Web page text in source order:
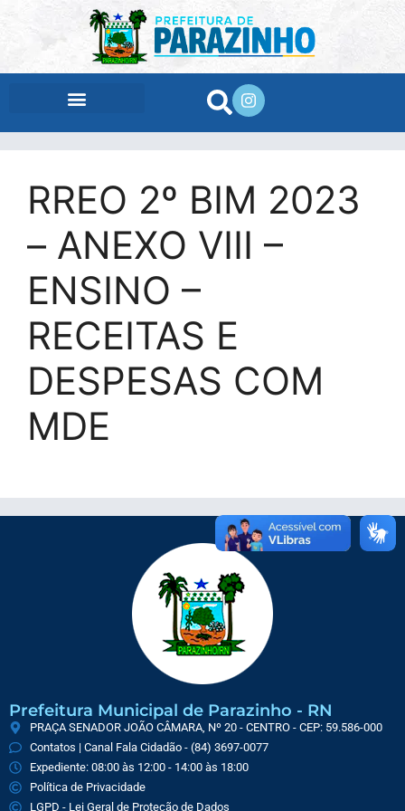
RREO 2º BIM 2023
– ANEXO VIII –
ENSINO –
RECEITAS E
DESPESAS COM
MDE
Prefeitura Municipal de Parazinho - RN
PRAÇA SENADOR JOÃO CÂMARA, Nº 20 - CENTRO - CEP: 59.586-000
Contatos | Canal Fala Cidadão - (84) 3697-0077
Expediente: 08:00 às 12:00 - 14:00 às 18:00
Política de Privacidade
LGPD - Lei Geral de Proteção de Dados